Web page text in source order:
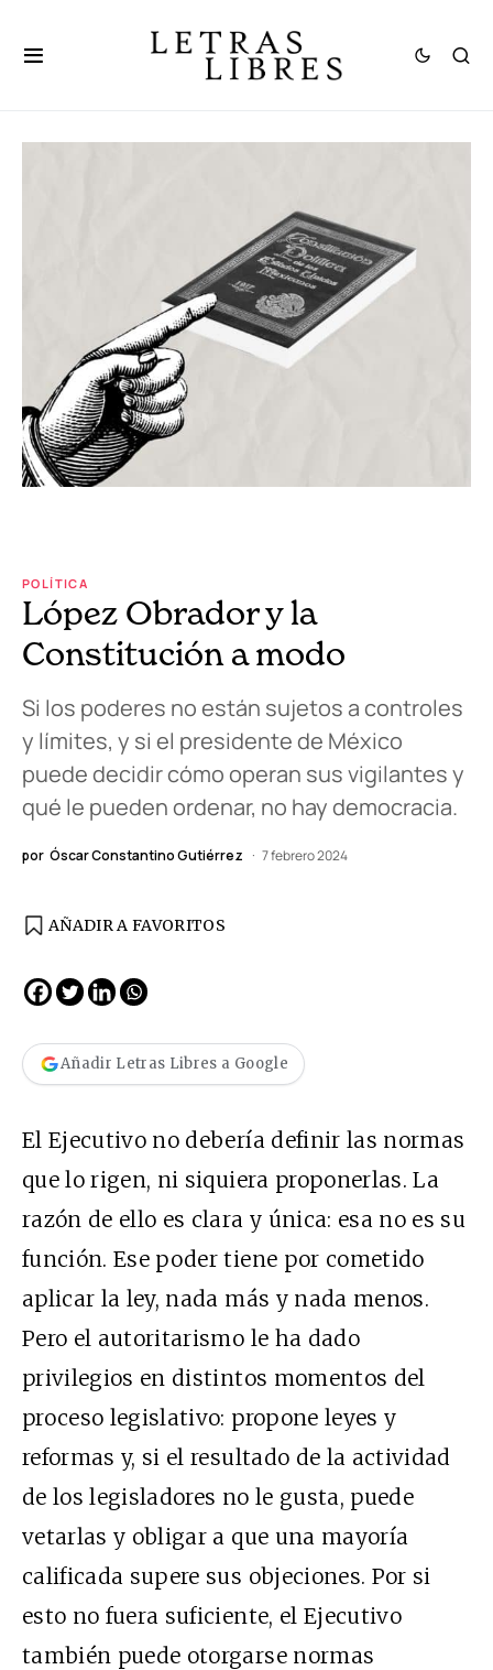
POLÍTICA
López Obrador y la
Constitución a modo
Si los poderes no están sujetos a controles
y límites, y si el presidente de México
puede decidir cómo operan sus vigilantes y
qué le pueden ordenar, no hay democracia.
por Óscar Constantino Gutiérrez 7 febrero 2024
AÑADIR A FAVORITOS
Añadir Letras Libres a Google
El Ejecutivo no debería definir las normas
que lo rigen, ni siquiera proponerlas. La
razón de ello es clara y única: esa no es su
función. Ese poder tiene por cometido
aplicar la ley, nada más y nada menos.
Pero el autoritarismo le ha dado
privilegios en distintos momentos del
proceso legislativo: propone leyes y
reformas y, si el resultado de la actividad
de los legisladores no le gusta, puede
vetarlas y obligar a que una mayoría
calificada supere sus objeciones. Por si
esto no fuera suficiente, el Ejecutivo
también puede otorgarse normas